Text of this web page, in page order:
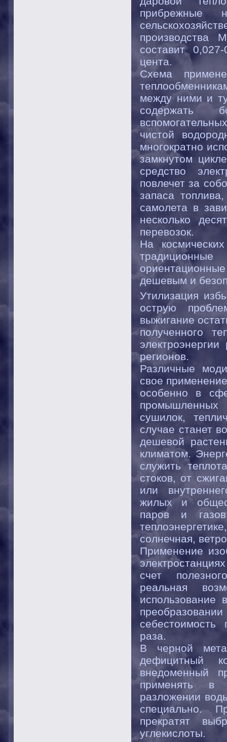
прибрежные
производства
составит
цента.
Схема
между ними и
содержать
чистой
многократно
замкнутом
средство
повлечет за
запаса
самолета в
несколько
перевозок.
На
дешевым и
Утилизация
острую
выжигание
полученного
регионов.
Различные
свое
особенно в
промышленных
сушилок,
случае станет
дешевой
климатом.
служить
стоков, от
или
жилых и
паров и
солнечная,
Применение
счет
реальная
использование
себестоимость
раза.
В черной
дефицитный
внедоменный
применять в
разложении
специально.
прекратят
углекислоты.